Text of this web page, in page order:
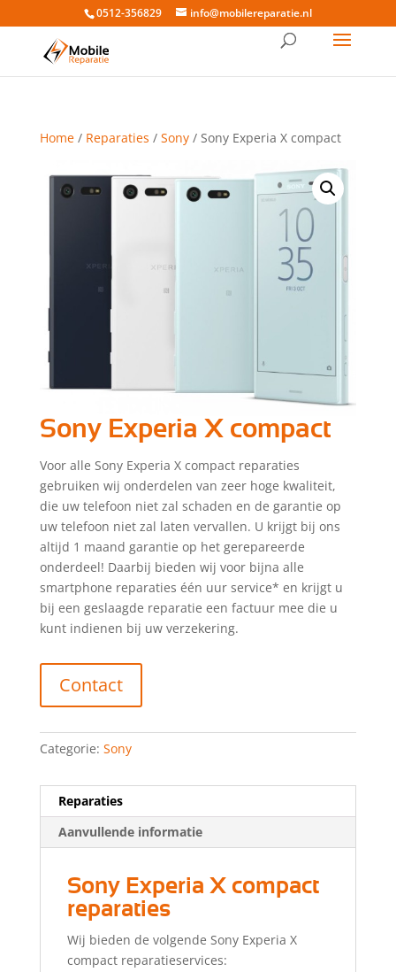
0512-356829 info@mobilereparatie.nl
Home/ Reparaties / Sony/ Sony Experia X compact
Sony Experia X compact
Voor alle Sony Experia X compact reparaties
gebruiken wij onderdelen van zeer hoge kwaliteit,
die uw telefoon niet zal schaden en de garantie op
uw telefoon niet zal laten vervallen. U krijgt bij ons
altijd 1 maand garantie op het gerepareerde
onderdeel! Daarbij bieden wij voor bijna alle
smartphone reparaties één uur service* en krijgt u
bij een geslaagde reparatie een factuur mee die u
kunt indienen bij uw verzekering.
Contact
Categorie: Sony
Reparaties
Aanvullende informatie
Sony Experia X compact
reparaties
Wij bieden de volgende Sony Experia X
compact reparatieservices: